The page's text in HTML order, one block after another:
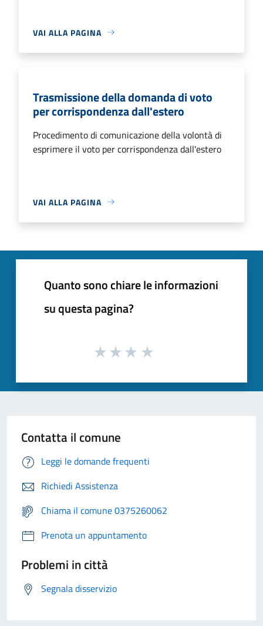
VAI ALLA PAGINA
Trasmissione della domanda di voto
per corrispondenza dall'estero
Procedimento di comunicazione della volontà di
esprimere il voto per corrispondenza dall'estero
VAI ALLA PAGINA
Quanto sono chiare le informazioni
su questa pagina?
Contatta il comune
Leggi le domande frequenti
Richiedi Assistenza
Chiama il comune 0375260062
Prenota un appuntamento
Problemi in città
Segnala disservizio